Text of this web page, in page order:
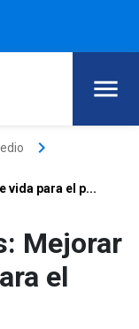
keyboard_arrow_right
vida para el p...
Mejorar
el